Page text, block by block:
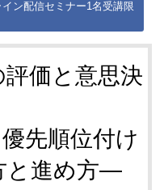
ン配信セミナー1名受講限
価と意思決
先順位付け
と進め方―